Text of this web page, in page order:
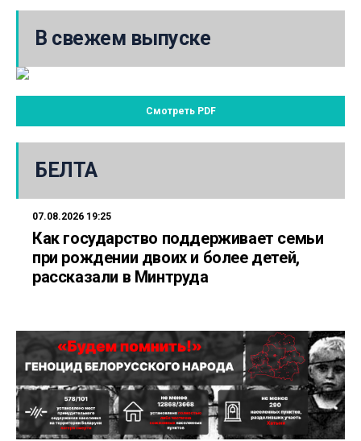
В свежем выпуске
Смотреть PDF
БЕЛТА
07.08.2026 19:25
Как государство поддерживает семьи
при рождении двоих и более детей,
рассказали в Минтруда